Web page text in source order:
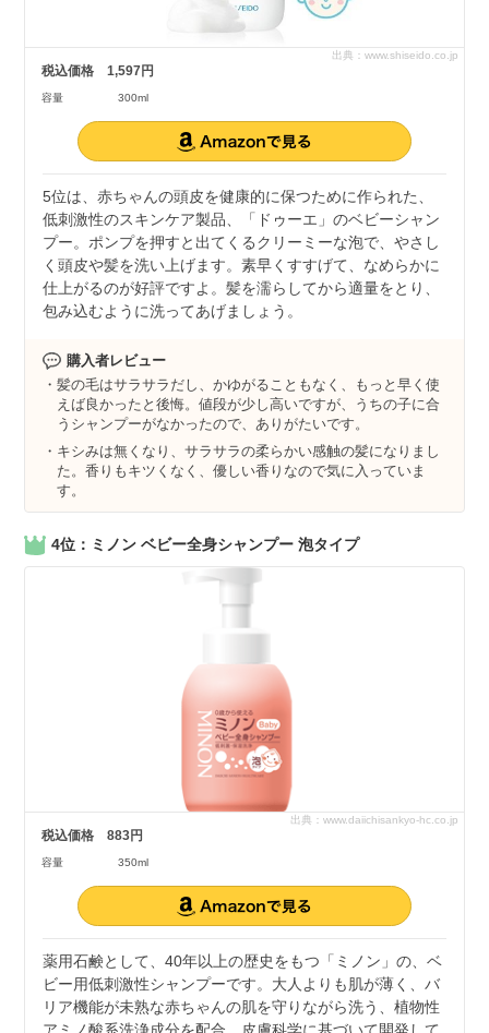
出典：www.shiseido.co.jp
税込価格 1,597円
容量 300ml
5位は、赤ちゃんの頭皮を健康的に保つために作られた、
低刺激性のスキンケア製品、「ドゥーエ」のベビーシャン
プー。ポンプを押すと出てくるクリーミーな泡で、やさし
く頭皮や髪を洗い上げます。素早くすすげて、なめらかに
仕上がるのが好評ですよ。髪を濡らしてから適量をとり、
包み込むように洗ってあげましょう。
購入者レビュー
髪の毛はサラサラだし、かゆがることもなく、もっと早く使
えば良かったと後悔。値段が少し高いですが、うちの子に合
うシャンプーがなかったので、ありがたいです。
キシみは無くなり、サラサラの柔らかい感触の髪になりまし
た。香りもキツくなく、優しい香りなので気に入っていま
す。
4位：ミノン ベビー全身シャンプー 泡タイプ
出典：www.daiichisankyo-hc.co.jp
税込価格 883円
容量 350ml
薬用石鹸として、40年以上の歴史をもつ「ミノン」の、ベ
ビー用低刺激性シャンプーです。大人よりも肌が薄く、バ
リア機能が未熟な赤ちゃんの肌を守りながら洗う、植物性